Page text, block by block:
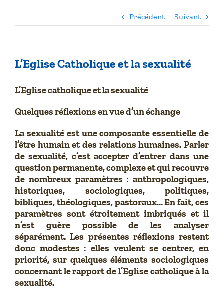
Précédent Suivant
L’Eglise Catholique et la sexualité
L’Eglise catholique et la sexualité
Quelques réflexions en vue d’un échange
La sexualité est une composante essentielle de
l’être humain et des relations humaines. Parler
de sexualité, c’est accepter d’entrer dans une
question permanente, complexe et qui recouvre
de nombreux paramètres : anthropologiques,
historiques, sociologiques, politiques,
bibliques, théologiques, pastoraux… En fait, ces
paramètres sont étroitement imbriqués et il
n’est guère possible de les analyser
séparément. Les présentes réflexions restent
donc modestes : elles veulent se centrer, en
priorité, sur quelques éléments sociologiques
concernant le rapport de l’Eglise catholique à la
sexualité.